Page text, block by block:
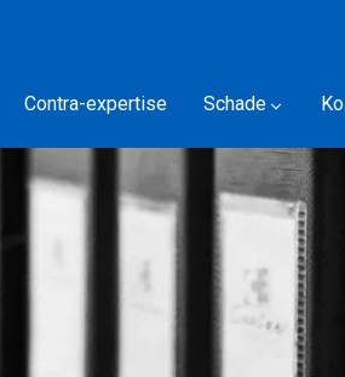
Contra-expertise Schade